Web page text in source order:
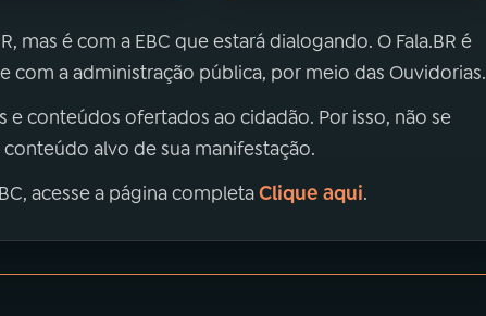
mas é com a EBC que estará dialogando. O Fala.BR é
a administração pública, por meio das Ouvidorias.
e conteúdos ofertados ao cidadão. Por isso, não se
alvo de sua manifestação.
acesse a página completaClique aqui.